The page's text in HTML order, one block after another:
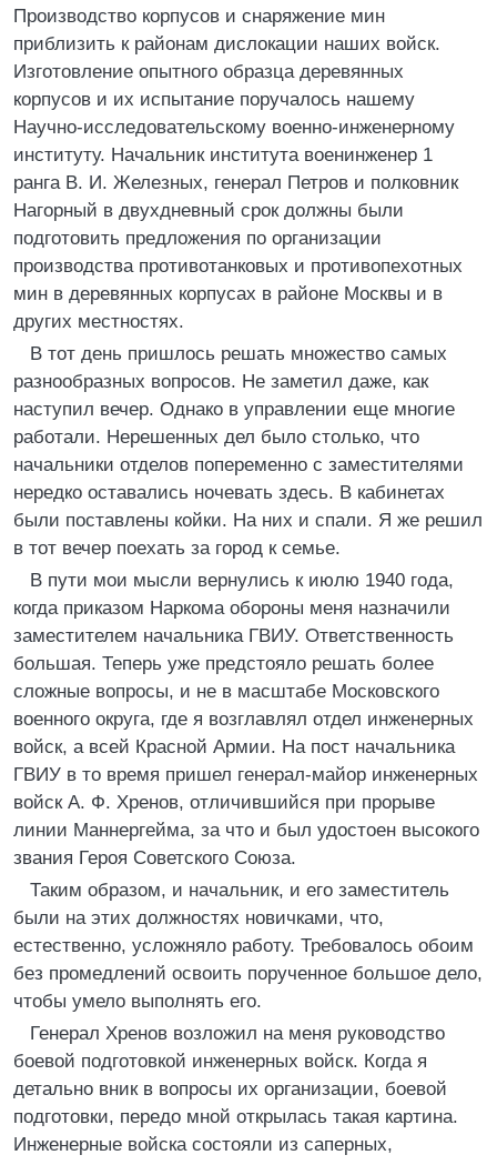
Производство корпусов и снаряжение мин
приблизить к районам дислокации наших войск.
Изготовление опытного образца деревянных
корпусов и их испытание поручалось нашему
Научно-исследовательскому военно-инженерному
институту. Начальник института военинженер 1
ранга В. И. Железных, генерал Петров и полковник
Нагорный в двухдневный срок должны были
подготовить предложения по организации
производства противотанковых и противопехотных
мин в деревянных корпусах в районе Москвы и в
других местностях.
В тот день пришлось решать множество самых
разнообразных вопросов. Не заметил даже, как
наступил вечер. Однако в управлении еще многие
работали. Нерешенных дел было столько, что
начальники отделов попеременно с заместителями
нередко оставались ночевать здесь. В кабинетах
были поставлены койки. На них и спали. Я же решил
в тот вечер поехать за город к семье.
В пути мои мысли вернулись к июлю 1940 года,
когда приказом Наркома обороны меня назначили
заместителем начальника ГВИУ. Ответственность
большая. Теперь уже предстояло решать более
сложные вопросы, и не в масштабе Московского
военного округа, где я возглавлял отдел инженерных
войск, а всей Красной Армии. На пост начальника
ГВИУ в то время пришел генерал-майор инженерных
войск А. Ф. Хренов, отличившийся при прорыве
линии Маннергейма, за что и был удостоен высокого
звания Героя Советского Союза.
Таким образом, и начальник, и его заместитель
были на этих должностях новичками, что,
естественно, усложняло работу. Требовалось обоим
без промедлений освоить порученное большое дело,
чтобы умело выполнять его.
Генерал Хренов возложил на меня руководство
боевой подготовкой инженерных войск. Когда я
детально вник в вопросы их организации, боевой
подготовки, передо мной открылась такая картина.
Инженерные войска состояли из саперных,